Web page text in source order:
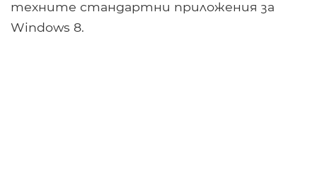
техните стандартни приложения за
Windows 8.